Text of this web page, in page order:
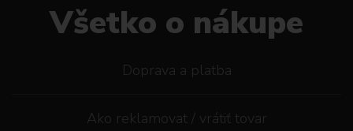
Všetko o nákupe
Doprava a platba
Ako reklamovat / vrátiť tovar